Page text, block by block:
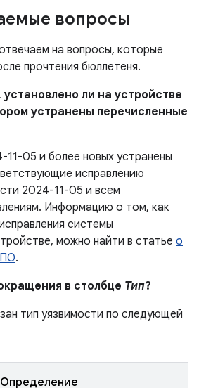
вопросы
на вопросы, которые
прочтения бюллетеня.
установлено ли на устройстве
устранены перечисленные
11-05 и более новых устранены
исправлению
2024-11-05 и всем
Информацию о том, как
системы
можно найти в статье о
.
в столбце Тип?
тип уязвимости по следующей
Определение